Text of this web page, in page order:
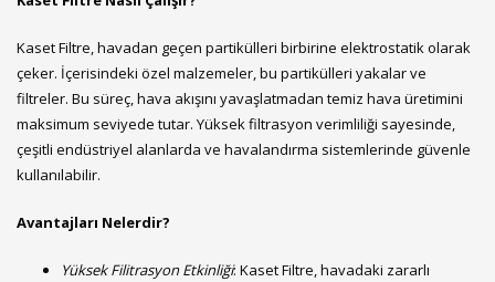
Kaset Filtre, havadan geçen partikülleri birbirine elektrostatik olarak
çeker. İçerisindeki özel malzemeler, bu partikülleri yakalar ve
filtreler. Bu süreç, hava akışını yavaşlatmadan temiz hava üretimini
maksimum seviyede tutar. Yüksek filtrasyon verimliliği sayesinde,
çeşitli endüstriyel alanlarda ve havalandırma sistemlerinde güvenle
kullanılabilir.
Avantajları Nelerdir?
Yüksek Filitrasyon Etkinliği: Kaset Filtre, havadaki zararlı